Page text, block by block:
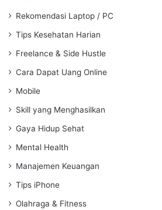
Rekomendasi Laptop / PC
Tips Kesehatan Harian
Freelance & Side Hustle
Cara Dapat Uang Online
Mobile
Skill yang Menghasilkan
Gaya Hidup Sehat
Mental Health
Manajemen Keuangan
Tips iPhone
Olahraga & Fitness